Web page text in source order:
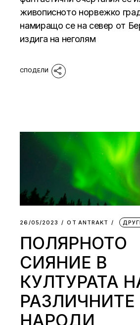
живописното норвежко
намиращо се на север от
издига на неголям
26/05/2023 ОТ АNTRAKT
ПОЛЯРНОТО
СИЯНИЕ В
КУЛТУРАТА
РАЗЛИЧНИТЕ
НАРОДИ